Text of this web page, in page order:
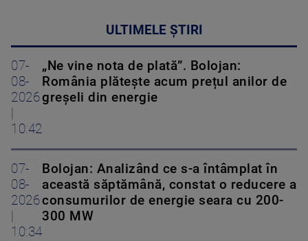
ULTIMELE ȘTIRI
07-
08-
2026
10:42
„Ne vine nota de plată”. Bolojan:
România plătește acum prețul anilor de
greșeli din energie
07-
08-
2026
10:34
Bolojan: Analizând ce s-a întâmplat în
această săptămână, constat o reducere a
consumurilor de energie seara cu 200-
300 MW